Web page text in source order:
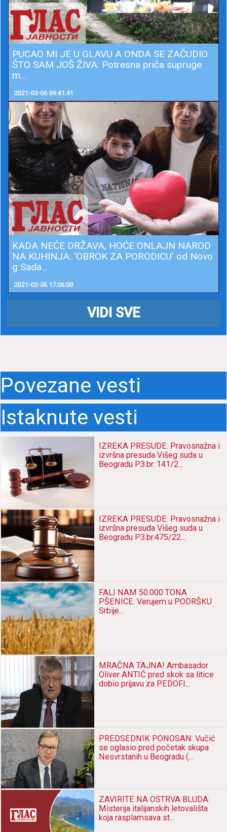
PUCAO MI JE U GLAVU A ONDA SE ZAČUDIO
ŠTO SAM JOŠ ŽIVA: Potresna priča supruge
m...
2021-02-06 09:41:41
KADA NEĆE DRŽAVA, HOĆE ONLAJN NAROD
NA KUHINJA: ‘OBROK ZA PORODICU’ od Novo
g Sada...
2021-02-05 17:06:00
VIDI SVE
Povezane vesti
Istaknute vesti
IZREKA PRESUDE: Pravosnažna i
izvršna presuda Višeg suda u
Beogradu P3.br. 141/2...
IZREKA PRESUDE: Pravosnažna i
izvršna presuda Višeg suda u
Beogradu P3.br.475/22...
FALI NAM 50.000 TONA
PŠENICE: Verujem u PODRŠKU
Srbije...
MRAČNA TAJNA! Ambasador
Oliver ANTIĆ pred skok sa litice
dobio prijavu za PEDOFI...
PREDSEDNIK PONOSAN: Vučić
se oglasio pred početak skupa
Nesvrstanih u Beogradu (...
ZAVIRITE NA OSTRVA BLUDA:
Misterija italijanskih letovališta
koja rasplamsava st...